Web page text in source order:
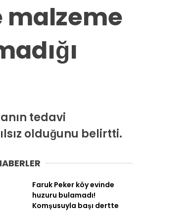
Dünya
Spor
Magazin
malzeme
tedavi
olduğunu belirtti.
Faruk Peker köy evinde
huzuru bulamadı!
Komşusuyla başı dertte